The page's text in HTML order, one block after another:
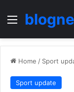
Menu
Home / Sport
Sport update